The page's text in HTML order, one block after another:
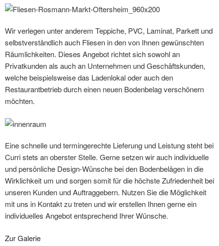
Wir verlegen unter anderem Teppiche, PVC, Laminat, Parkett und
selbstverständlich auch Fliesen in den von Ihnen gewünschten
Räumlichkeiten. Dieses Angebot richtet sich sowohl an
Privatkunden als auch an Unternehmen und Geschäftskunden,
welche beispielsweise das Ladenlokal oder auch den
Restaurantbetrieb durch einen neuen Bodenbelag verschönern
möchten.
Eine schnelle und termingerechte Lieferung und Leistung steht bei
Curri stets an oberster Stelle. Gerne setzen wir auch individuelle
und persönliche Design-Wünsche bei den Bodenbelägen in die
Wirklichkeit um und sorgen somit für die höchste Zufriedenheit bei
unseren Kunden und Auftraggebern. Nutzen Sie die Möglichkeit
mit uns in Kontakt zu treten und wir erstellen Ihnen gerne ein
individuelles Angebot entsprechend Ihrer Wünsche.
Zur Galerie